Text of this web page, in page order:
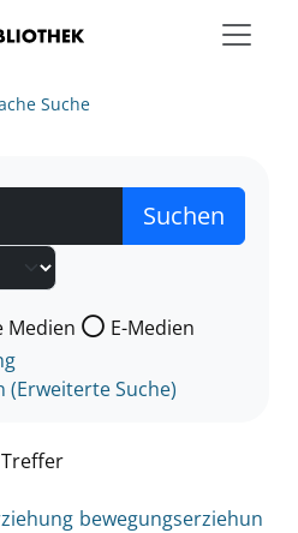
Suche
nach der Sie suchen wollen.
Medien
E-Medien
(Erweiterte Suche)
bewegungserziehun